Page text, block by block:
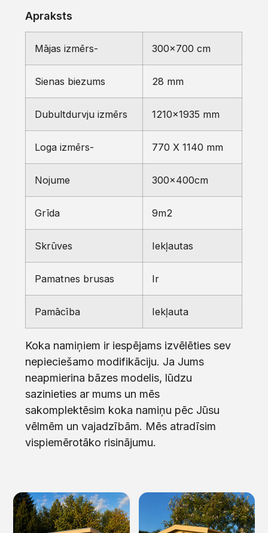
Apraksts
Mājas izmērs- 300×700 cm
Sienas biezums 28 mm
Dubultdurvju izmērs 1210×1935 mm
Loga izmērs- 770 X 1140 mm
Nojume 300x400cm
Grīda 9m2
Skrūves Iekļautas
Pamatnes brusas Ir
Pamācība Iekļauta
Koka namiņiem ir iespējams izvēlēties sev
nepieciešamo modifikāciju. Ja Jums
neapmierina bāzes modelis, lūdzu
sazinieties ar mums un mēs
sakomplektēsim koka namiņu pēc Jūsu
vēlmēm un vajadzībām. Mēs atradīsim
vispiemērotāko risinājumu.